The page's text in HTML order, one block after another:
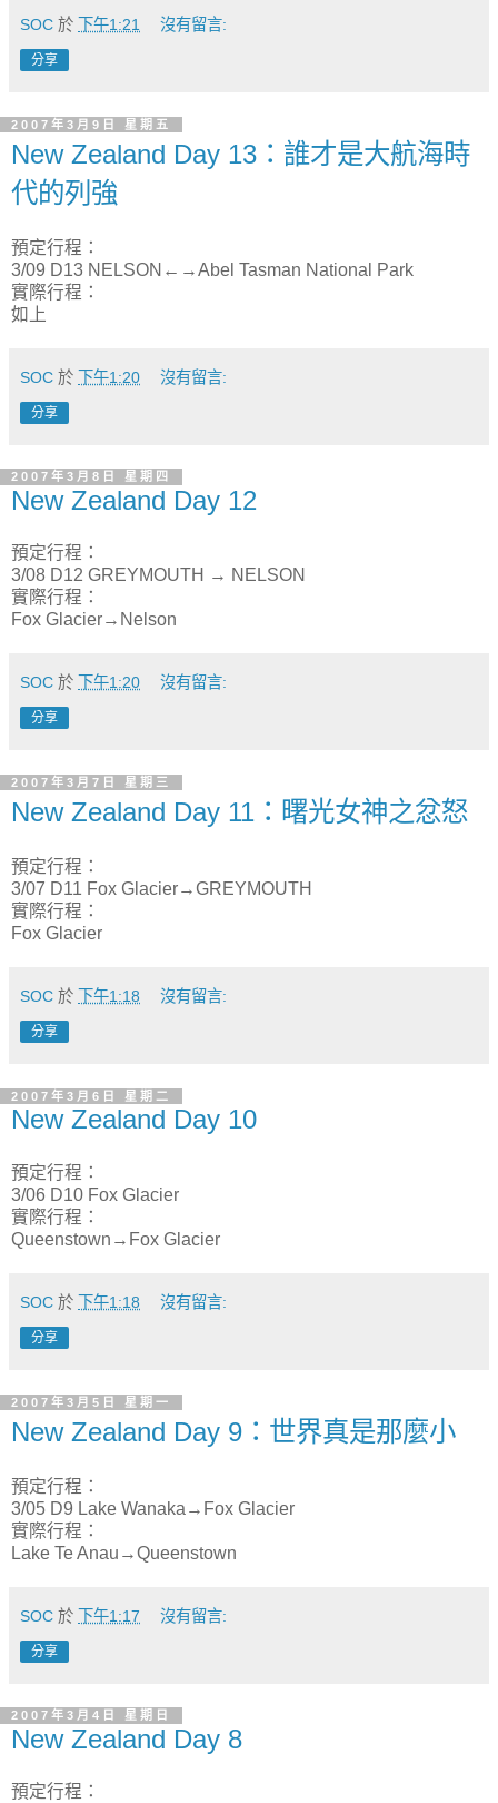
SOC 於 下午1:21 沒有留言:
分享
2007年3月9日 星期五
New Zealand Day 13：誰才是大航海時
代的列強
預定行程：
3/09 D13 NELSON←→Abel Tasman National Park
實際行程：
如上
SOC 於 下午1:20 沒有留言:
分享
2007年3月8日 星期四
New Zealand Day 12
預定行程：
3/08 D12 GREYMOUTH → NELSON
實際行程：
Fox Glacier→Nelson
SOC 於 下午1:20 沒有留言:
分享
2007年3月7日 星期三
New Zealand Day 11：曙光女神之忿怒
預定行程：
3/07 D11 Fox Glacier→GREYMOUTH
實際行程：
Fox Glacier
SOC 於 下午1:18 沒有留言:
分享
2007年3月6日 星期二
New Zealand Day 10
預定行程：
3/06 D10 Fox Glacier
實際行程：
Queenstown→Fox Glacier
SOC 於 下午1:18 沒有留言:
分享
2007年3月5日 星期一
New Zealand Day 9：世界真是那麼小
預定行程：
3/05 D9 Lake Wanaka→Fox Glacier
實際行程：
Lake Te Anau→Queenstown
SOC 於 下午1:17 沒有留言:
分享
2007年3月4日 星期日
New Zealand Day 8
預定行程：